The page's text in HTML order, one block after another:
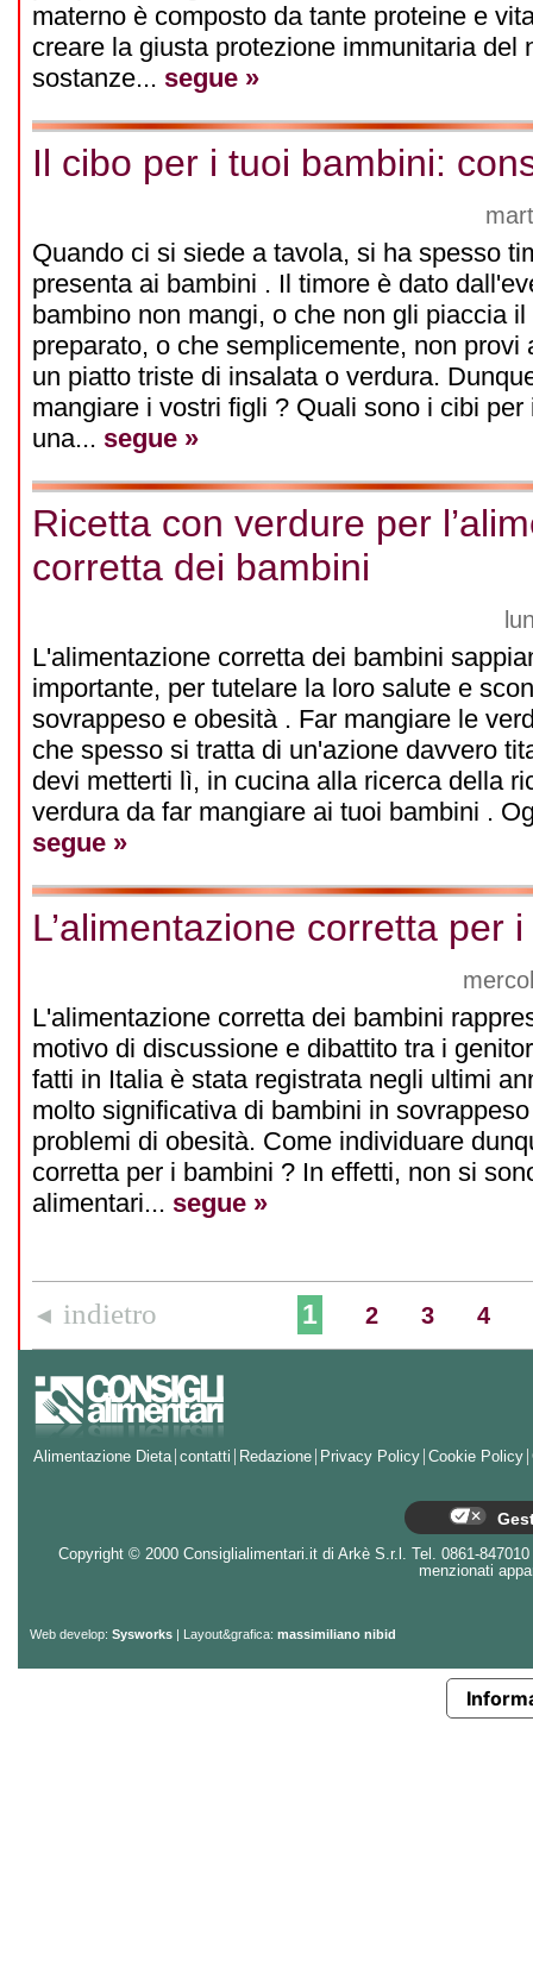
materno è composto da tante proteine e
creare la giusta protezione immunitaria del
sostanze... segue »
Il cibo per i tuoi bambini:
Quando ci si siede a tavola, si ha spesso
presenta ai bambini . Il timore è dato
bambino non mangi, o che non gli piaccia
preparato, o che semplicemente, non provi
un piatto triste di insalata o verdura.
mangiare i vostri figli ? Quali sono i cibi
una... segue »
Ricetta con verdure per
corretta dei bambini
L'alimentazione corretta dei bambini
importante, per tutelare la loro salute e
sovrappeso e obesità . Far mangiare le
che spesso si tratta di un'azione davvero
devi metterti lì, in cucina alla ricerca della
verdura da far mangiare ai tuoi bambini .
segue »
L’alimentazione corretta per
L'alimentazione corretta dei bambini
motivo di discussione e dibattito tra i
fatti in Italia è stata registrata negli ultimi
molto significativa di bambini in
problemi di obesità. Come individuare
corretta per i bambini ? In effetti, non si
alimentari... segue »
◄ indietro 1 2 3 4
Alimentazione Dieta contatti Redazione Privacy Policy Cookie Policy
Copyright © 2000 Consiglialimentari.it di Arkè S.r.l. Tel. 0861-
menzionati
Web develop: Sysworks | Layout&grafica: massimiliano nibid